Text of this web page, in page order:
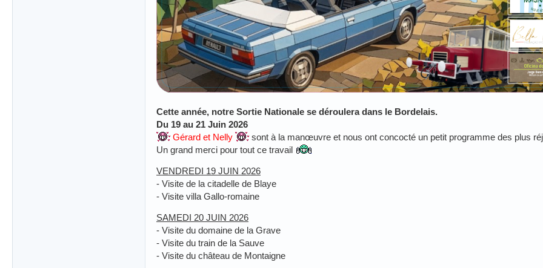
Cette année, notre Sortie Nationale se déroulera dans le Bordelais.
Du 19 au 21 Juin 2026
Gérard et Nelly
sont à la manœuvre et nous ont concocté un petit programme des plus
Un grand merci pour tout ce travail
VENDREDI 19 JUIN 2026
- Visite de la citadelle de Blaye
- Visite villa Gallo-romaine
SAMEDI 20 JUIN 2026
- Visite du domaine de la Grave
- Visite du train de la Sauve
- Visite du château de Montaigne